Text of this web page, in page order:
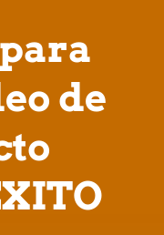
de